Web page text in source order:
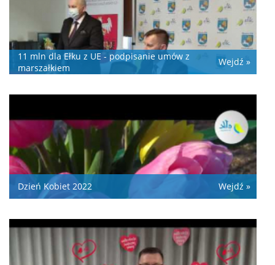
11 mln dla Ełku z UE - podpisanie umów z
marszałkiem
Wejdź »
Dzień Kobiet 2022 Wejdź »